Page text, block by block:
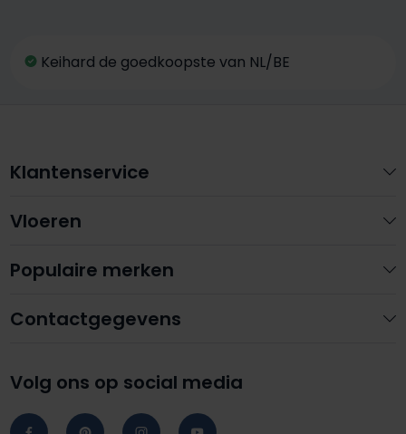
Keihard de goedkoopste van NL/BE
Contactgegevens
Volg ons op social media
Klantenservice
Vloeren
Populaire merken